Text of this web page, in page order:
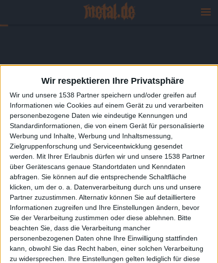
Wir respektieren Ihre Privatsphäre
Wir und unsere 1538 Partner speichern und/oder greifen auf
Informationen wie Cookies auf einem Gerät zu und verarbeiten
personenbezogene Daten wie eindeutige Kennungen und
Standardinformationen, die von einem Gerät für personalisierte
Werbung und Inhalte, Werbung und Inhaltsmessung,
Zielgruppenforschung und Serviceentwicklung gesendet
werden.
Mit Ihrer Erlaubnis dürfen wir und unsere 1538 Partner
über Gerätescans genaue Standortdaten und Kenndaten
abfragen. Sie können auf die entsprechende Schaltfläche
klicken, um der o. a. Datenverarbeitung durch uns und unsere
Partner zuzustimmen. Alternativ können Sie auf detailliertere
Informationen zugreifen und Ihre Einstellungen ändern, bevor
Sie der Verarbeitung zustimmen oder diese ablehnen.
Bitte
beachten Sie, dass die Verarbeitung mancher
personenbezogenen Daten ohne Ihre Einwilligung stattfinden
kann, obwohl Sie das Recht haben, einer solchen Verarbeitung
zu widersprechen. Ihre Einstellungen gelten lediglich für diese